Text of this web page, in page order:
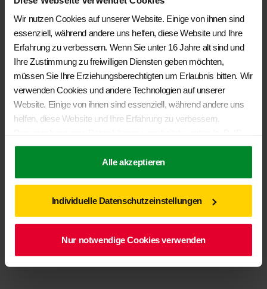
Wir nutzen Cookies auf unserer Website. Einige von ihnen sind
essenziell, während andere uns helfen, diese Website und Ihre
Erfahrung zu verbessern. Wenn Sie unter 16 Jahre alt sind und
Ihre Zustimmung zu freiwilligen Diensten geben möchten,
müssen Sie Ihre Erziehungsberechtigten um Erlaubnis bitten. Wir
verwenden Cookies und andere Technologien auf unserer
Website. Einige von ihnen sind essenziell, während andere uns
helfen, diese Website und Ihre Erfahrung zu verbessern.
Adressen), z. B. für personalisierte Anzeigen und Inhalte oder
Anzeigen- und Inhaltsmessung. Weitere Informationen über die
Verwendung Ihrer Daten finden Sie in unserer
Einstellungenwiderrufen oder anpassen.
Alle akzeptieren
Individuelle Datenschutzeinstellungen
Nur notwendige Cookies verwenden
In den Warenkorb
BRANDRUP®- ISOLITE® Inside Schiebefenster in Schiebetür links,
In den Warenkorb